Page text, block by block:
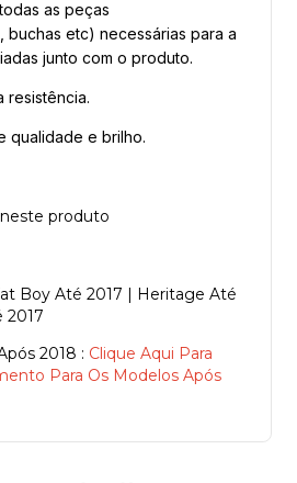
as peças
buchas etc) necessárias para a
junto com o produto.
resistência.
qualidade e brilho.
produto
Boy Até 2017 | Heritage Até
2017
2018 : Clique Aqui Para
Para Os Modelos Após